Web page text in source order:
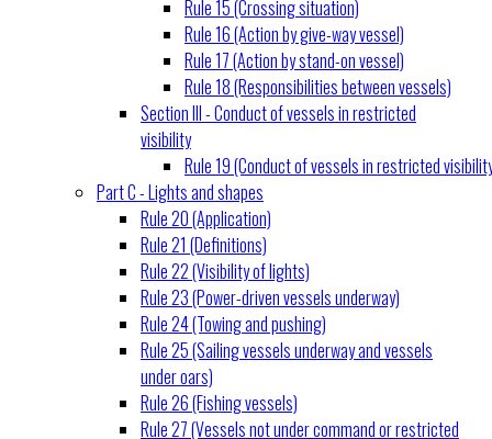
Rule 15 (Crossing situation)
Rule 16 (Action by give-way vessel)
Rule 17 (Action by stand-on vessel)
Rule 18 (Responsibilities between vessels)
Section III - Conduct of vessels in restricted
visibility
Rule 19 (Conduct of vessels in restricted
Part C - Lights and shapes
Rule 20 (Application)
Rule 21 (Definitions)
Rule 22 (Visibility of lights)
Rule 23 (Power-driven vessels underway)
Rule 24 (Towing and pushing)
Rule 25 (Sailing vessels underway and vessels
under oars)
Rule 26 (Fishing vessels)
Rule 27 (Vessels not under command or restricted